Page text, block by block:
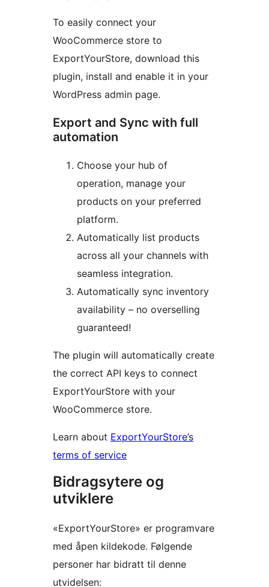
To easily connect your
WooCommerce store to
ExportYourStore, download this
plugin, install and enable it in your
WordPress admin page.
Export and Sync with full
automation
Choose your hub of
operation, manage your
products on your preferred
platform.
Automatically list products
across all your channels with
seamless integration.
Automatically sync inventory
availability – no overselling
guaranteed!
The plugin will automatically create
the correct API keys to connect
ExportYourStore with your
WooCommerce store.
Learn about ExportYourStore’s
terms of service
Bidragsytere og
utviklere
«ExportYourStore» er programvare
med åpen kildekode. Følgende
personer har bidratt til denne
utvidelsen: